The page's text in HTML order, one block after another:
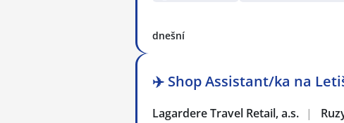
dnešní
✈️ Shop Assistant/ka na
Lagardere Travel Retail, a.s. |